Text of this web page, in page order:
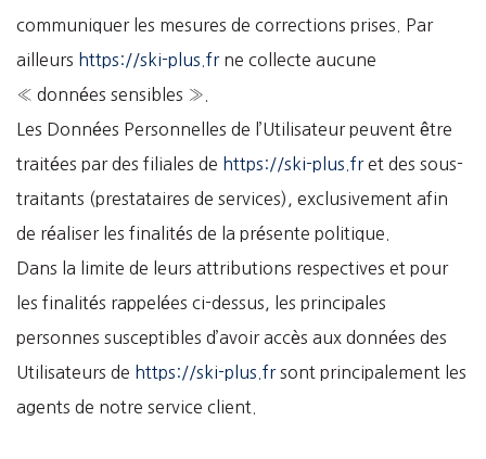
communiquer les mesures de corrections prises. Par
ailleurs https://ski-plus.frne collecte aucune
« données sensibles ».
Les Données Personnelles de l’Utilisateur peuvent être
traitées par des filiales de https://ski-plus.fret des sous-
traitants (prestataires de services), exclusivement afin
de réaliser les finalités de la présente politique.
Dans la limite de leurs attributions respectives et pour
les finalités rappelées ci-dessus, les principales
personnes susceptibles d’avoir accès aux données des
Utilisateurs de https://ski-plus.frsont principalement les
agents de notre service client.